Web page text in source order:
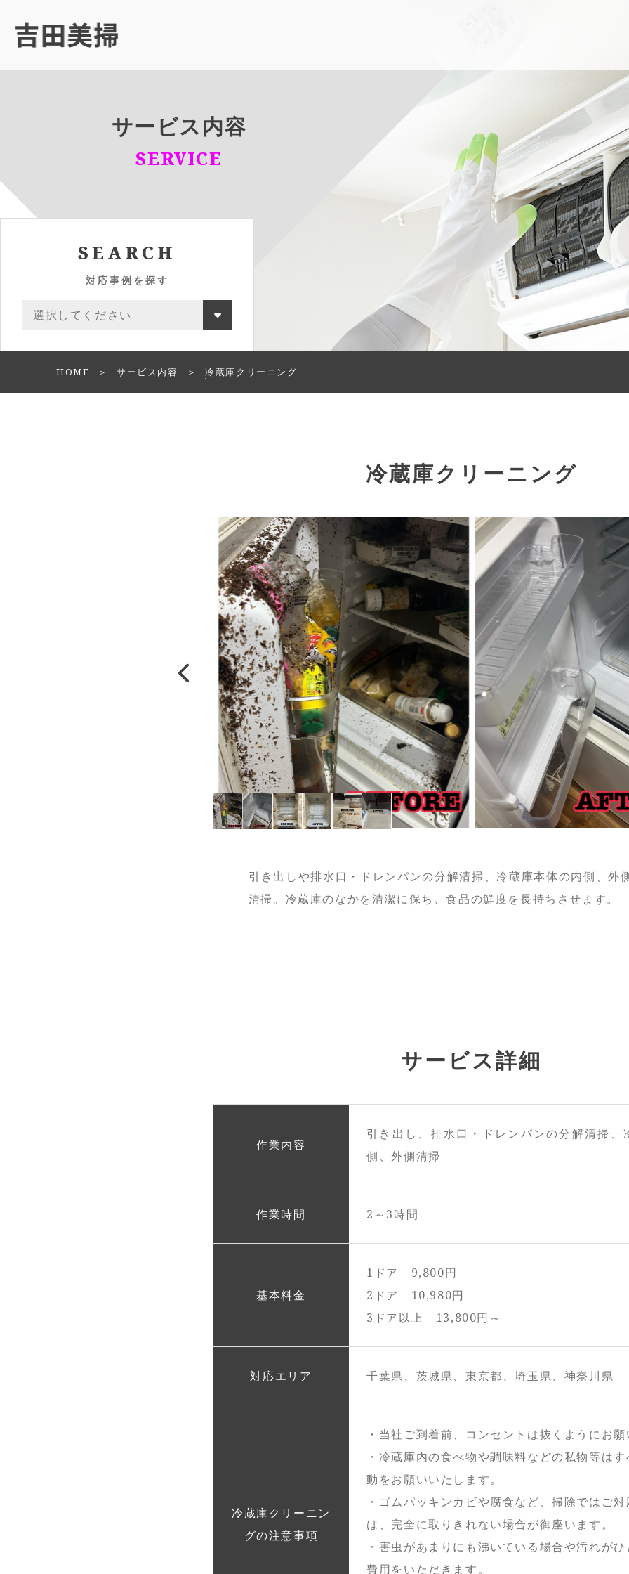
サービス内容
SERVICE
SEARCH
対応事例を探す
HOME サービス内容 冷蔵庫クリーニング
冷蔵庫クリーニング
引き出しや排水口・ドレンパンの分解清掃、冷蔵庫本体の内側、外
清掃。冷蔵庫のなかを清潔に保ち、食品の鮮度を長持ちさせます。
サービス詳細
作業内容
引き出し、排水口・ドレンパンの分解清掃、
側、外側清掃
作業時間 2～3時間
基本料金
1ドア 9,800円
2ドア 10,980円
3ドア以上 13,800円～
対応エリア 千葉県、茨城県、東京都、埼玉県、神奈川県
冷蔵庫クリーニン
グの注意事項
・当社ご到着前、コンセントは抜くようにお願
・冷蔵庫内の食べ物や調味料などの私物等は
動をお願いいたします。
・ゴムパッキンカビや腐食など、掃除ではご
は、完全に取りきれない場合が御座います。
・害虫があまりにも沸いている場合や汚れが
費用をいただきます。